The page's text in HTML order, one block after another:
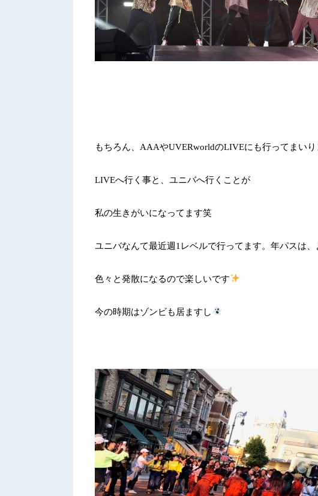
もちろん、 AAAやUVERworldのLIVEにも行ってまいり
LIVEへ行く事と、ユニバへ行くことが
私の生きがいになってます笑
ユニバなんて最近週1レベルで行ってます。年パスは、
色々と発散になるので楽しいです
今の時期はゾンビも居ますし